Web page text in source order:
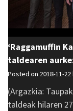
‘Raggamuffin
taldearen
Posted on 2018-11-22
(Argazkia:
taldeak hilaren